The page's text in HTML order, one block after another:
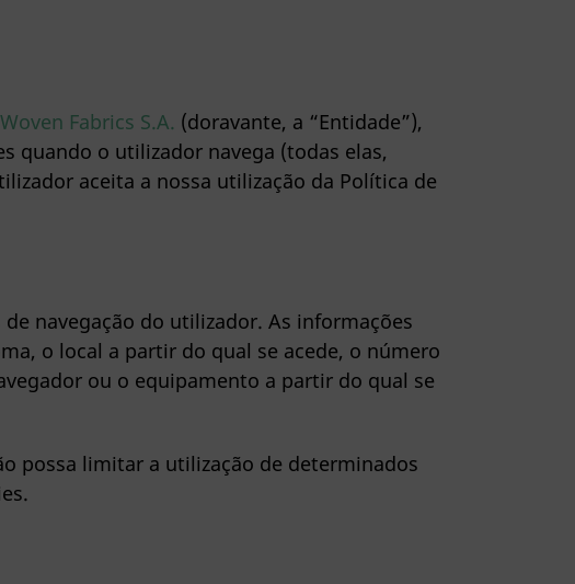
Fabrics S.A. (doravante, a “Entidade”),
quando o utilizador navega (todas elas,
aceita a nossa utilização da Política de
navegação do utilizador. As informações
o local a partir do qual se acede, o número
ou o equipamento a partir do qual se
possa limitar a utilização de determinados